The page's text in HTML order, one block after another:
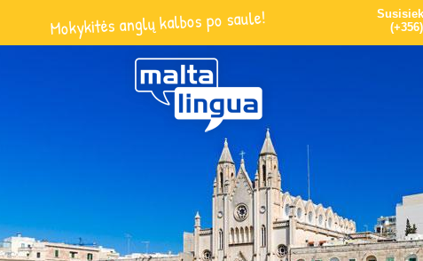
Mokykitės anglų kalbos po saule!